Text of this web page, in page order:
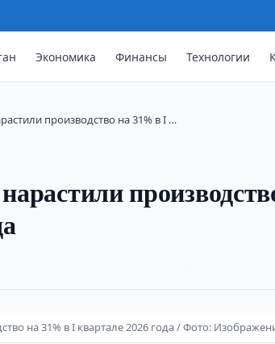
Экономика Финансы Технологии
производство на 31% в I …
на 31% в I квартале 2026 года / Фото: